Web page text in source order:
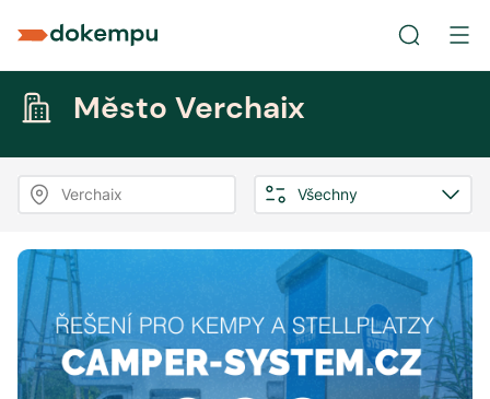
Město Verchaix
Verchaix Všechny